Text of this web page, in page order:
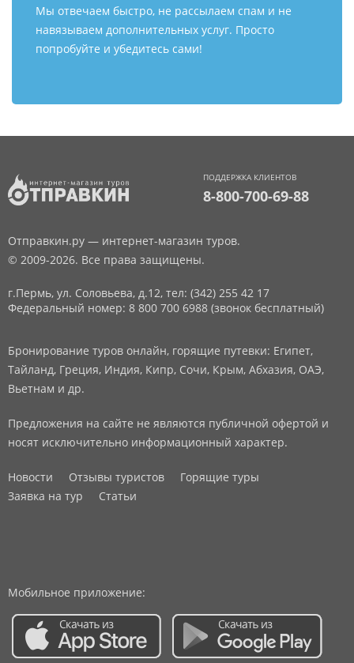
Мы отвечаем быстро, не рассылаем спам и не
навязываем дополнительных услуг. Просто
попробуйте и убедитесь сами!
ПОДДЕРЖКА КЛИЕНТОВ
8-800-700-69-88
Отправкин.ру — интернет-магазин туров.
© 2009-2026. Все права защищены.
г.Пермь, ул. Соловьева, д.12, тел: (342) 255 42 17
Федеральный номер: 8 800 700 6988 (звонок бесплатный)
Бронирование туров онлайн, горящие путевки: Египет,
Тайланд, Греция, Индия, Кипр, Сочи, Крым, Абхазия, ОАЭ,
Вьетнам и др.
Предложения на сайте не являются публичной офертой и
носят исключительно информационный характер.
Новости Отзывы туристов
Горящие туры
Заявка на тур
Статьи
Мобильное приложение: